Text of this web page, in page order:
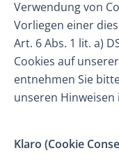
Verwendung von
Vorliegen einer
Art. 6 Abs. 1 lit. a)
Cookies auf
entnehmen Sie
unseren
Klaro (Cookie